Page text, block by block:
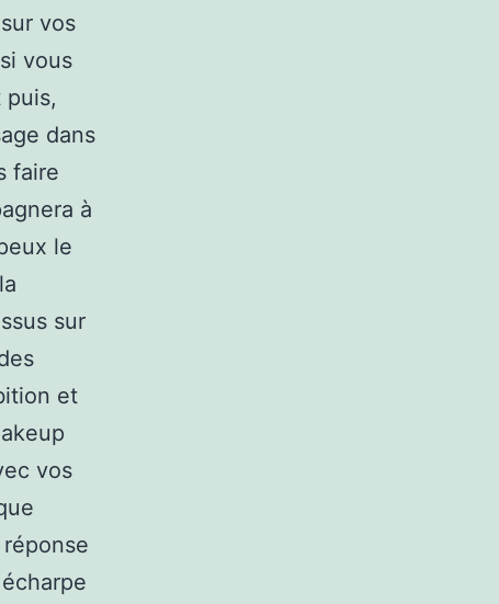
vos
vous
puis,
dans
faire
à
le
sur
et
vos